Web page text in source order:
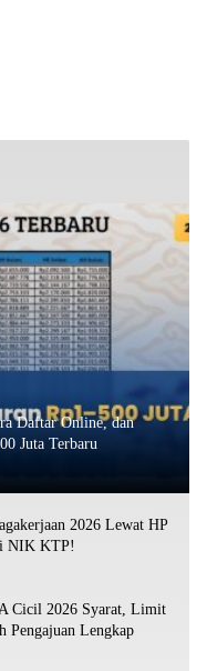
Daftar Online, dan
Juta Terbaru
2026 Lewat HP
NIK KTP!
Cicil 2026 Syarat, Limit
Pengajuan Lengkap